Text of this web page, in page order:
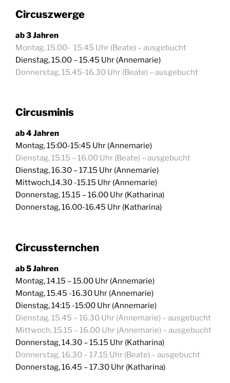
Circuszwerge
ab 3 Jahren
Montag, 15.00- 15.45 Uhr (Beate) – ausgebucht
Dienstag, 15.00 – 15.45 Uhr (Annemarie)
Donnerstag, 15.45-16.30 Uhr (Beate) – ausgebucht
Circusminis
ab 4 Jahren
Montag, 15:00-15:45 Uhr (Annemarie)
Dienstag, 15.15 – 16.00 Uhr (Beate) – ausgebucht
Dienstag, 16.30 – 17.15 Uhr (Annemarie)
Mittwoch,14.30 -15.15 Uhr (Annemarie)
Donnerstag, 15.15 – 16.00 Uhr (Katharina)
Donnerstag, 16.00-16.45 Uhr (Katharina)
Circussternchen
ab 5 Jahren
Montag, 14.15 – 15.00 Uhr (Annemarie)
Montag, 15.45 -16.30 Uhr (Annemarie)
Dienstag, 14:15 -15:00 Uhr (Annemarie)
Dienstag, 15.45 – 16.30 Uhr (Annemarie) – ausgebucht
Mittwoch, 15.15 – 16.00 Uhr (Annemarie) – ausgebucht
Donnerstag, 14.30 – 15.15 Uhr (Katharina)
Donnerstag, 16.30 – 17.15 Uhr (Beate) – ausgebucht
Donnerstag, 16.45 – 17.30 Uhr (Katharina)